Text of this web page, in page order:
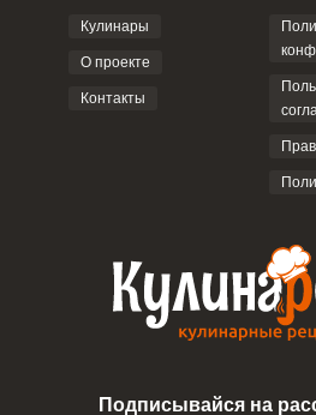
Кулинары
О проекте
Контакты
Подписывайся на